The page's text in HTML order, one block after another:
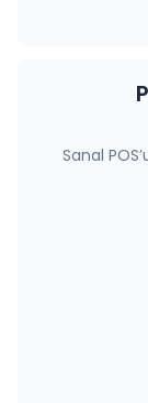
Sanal